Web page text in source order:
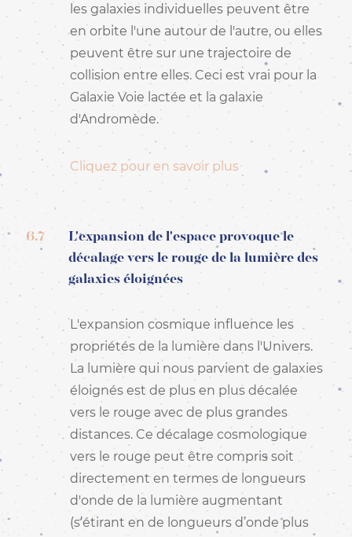
les galaxies individuelles peuvent être
en orbite l'une autour de l'autre, ou elles
peuvent être sur une trajectoire de
collision entre elles. Ceci est vrai pour la
Galaxie Voie lactée et la galaxie
d'Andromède.
Cliquez pour en savoir plus
6.7
L'expansion de l'espace provoque le
décalage vers le rouge de la lumière des
galaxies éloignées
L'expansion cosmique influence les
propriétés de la lumière dans l'Univers.
La lumière qui nous parvient de galaxies
éloignés est de plus en plus décalée
vers le rouge avec de plus grandes
distances. Ce décalage cosmologique
vers le rouge peut être compris soit
directement en termes de longueurs
d'onde de la lumière augmentant
(s’étirant en de longueurs d’onde plus